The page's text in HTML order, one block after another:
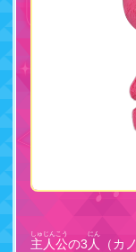
主人公
しゅじんこう
の3 人
にん
（カ